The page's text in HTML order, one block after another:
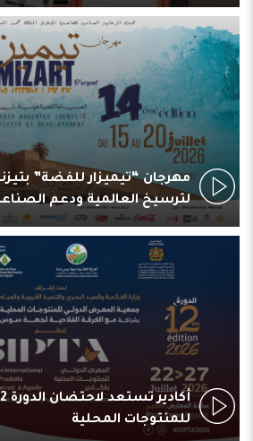
مهرجان “تيميزار للفضة”
لترسيخ العالمية ودعم
للمنتوجات المحلية